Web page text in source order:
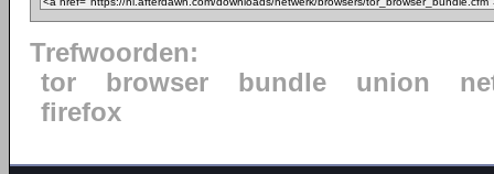
Trefwoorden:
tor
browser bundle union
firefox